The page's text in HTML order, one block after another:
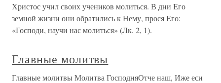
Христос учил своих учеников молиться. В дни Его
земной жизни они обратились к Нему, прося Его:
«Господи, научи нас молиться» (Лк. 2, 1).
Главные молитвы
Главные молитвы Молитва ГосподняОтче наш, Иже еси